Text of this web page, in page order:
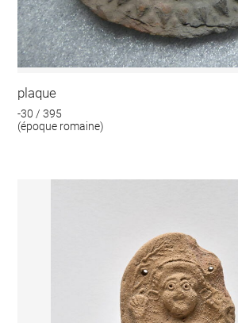
plaque
-30 / 395
(époque romaine)